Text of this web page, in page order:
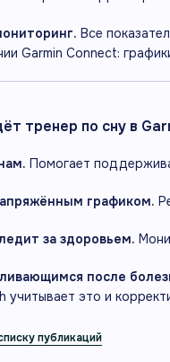
Все
Garmin Connect:
тренер по сну в
Помогает
графиком.
за здоровьем.
после
учитывает это и
публикаций